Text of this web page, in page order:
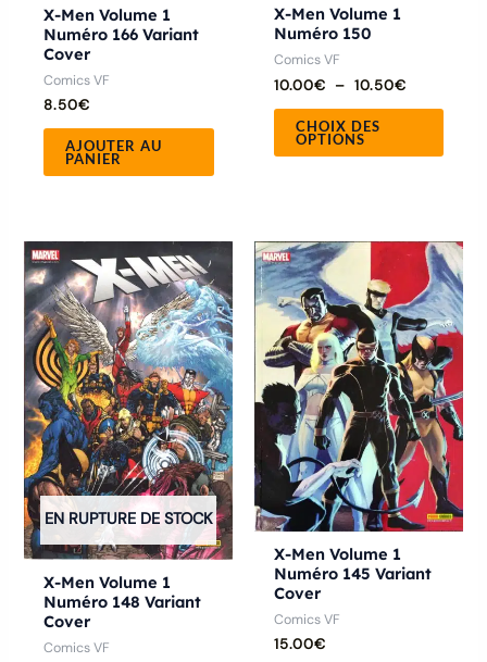
X-Men Volume 1
Numéro 166 Variant
Cover
Comics VF
8.50€
AJOUTER AU
PANIER
X-Men Volume 1
Numéro 150
Comics VF
10.00€ – 10.50€
CHOIX DES
OPTIONS
EN RUPTURE DE STOCK
X-Men Volume 1
Numéro 148 Variant
Cover
Comics VF
X-Men Volume 1
Numéro 145 Variant
Cover
Comics VF
15.00€